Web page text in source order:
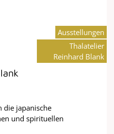
die japanische
und spirituellen
Ausstellungen
Thalatelier
Reinhard Blank